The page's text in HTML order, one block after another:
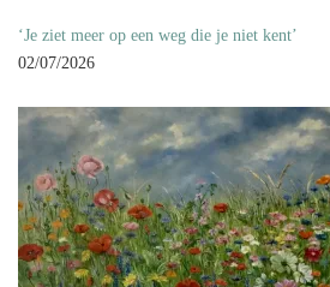
‘Je ziet meer op een weg die je niet kent’
02/07/2026